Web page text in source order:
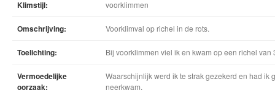
Klimstijl: voorklimmen
Omschrijving: Voorklimval op richel in de rots.
Toelichting: Bij voorklimmen viel ik en kwam op een richel van
Vermoedelijke
oorzaak:
Waarschijnlijk werd ik te strak gezekerd en had ik
neerkwam.